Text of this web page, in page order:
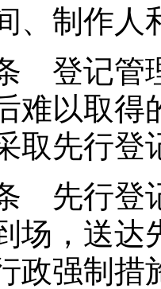
、制作人
记管理
难以取得
取先行登
行登记
场，送达
政强制措